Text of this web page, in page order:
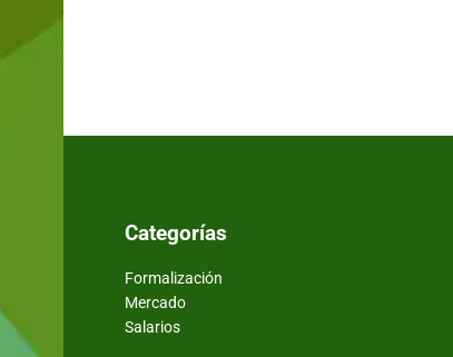
Categorías
Formalización
Mercado
Salarios